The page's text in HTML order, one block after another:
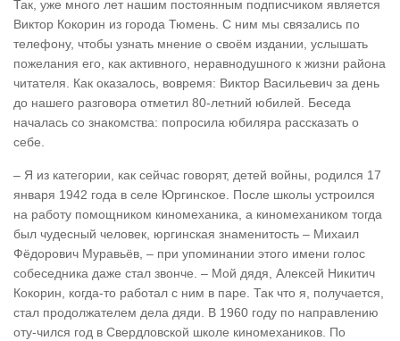
Так, уже много лет нашим постоянным подписчиком является
Виктор Кокорин из города Тюмень. С ним мы связались по
телефону, чтобы узнать мнение о своём издании, услышать
пожелания его, как активного, неравнодушного к жизни района
читателя. Как оказалось, вовремя: Виктор Васильевич за день
до нашего разговора отметил 80-летний юбилей. Беседа
началась со знакомства: попросила юбиляра рассказать о
себе.
– Я из категории, как сейчас говорят, детей войны, родился 17
января 1942 года в селе Юргинское. После школы устроился
на работу помощником киномеханика, а киномехаником тогда
был чудесный человек, юргинская знаменитость – Михаил
Фёдорович Муравьёв, – при упоминании этого имени голос
собеседника даже стал звонче. – Мой дядя, Алексей Никитич
Кокорин, когда-то работал с ним в паре. Так что я, получается,
стал продолжателем дела дяди. В 1960 году по направлению
оту-чился год в Свердловской школе киномехаников. По